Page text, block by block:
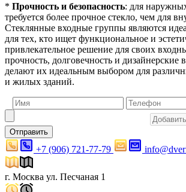
* Прочность и безопасность: для
требуется более прочное стекло, чем для
Стеклянные входные группы являются
для тех, кто ищет функциональное и
привлекательное решение для своих
прочность, долговечность и дизайнерские
делают их идеальным выбором для
и жилых зданий.
Отправить
+7 (906) 721-77-79
г. Москва ул. Песчаная 1